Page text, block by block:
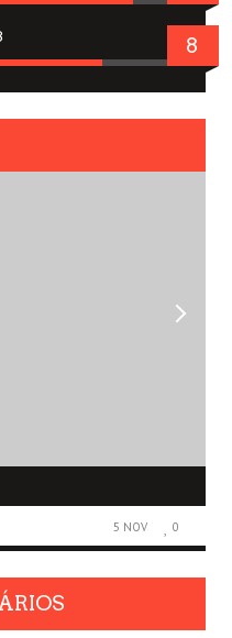
8
5 NOV 0